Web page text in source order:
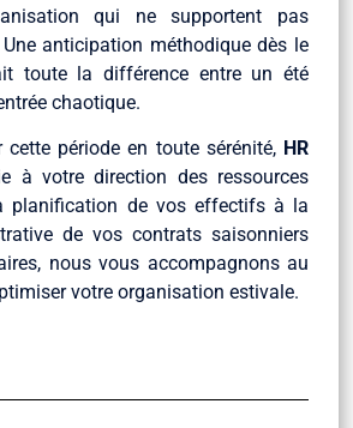
qui ne supportent pas
Une anticipation méthodique dès le
toute la différence entre un été
chaotique.
cette période en toute sérénité, HR
à votre direction des ressources
planification de vos effectifs à la
de vos contrats saisonniers
nous vous accompagnons au
votre organisation estivale.